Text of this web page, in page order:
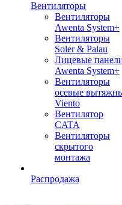
Вентиляторы
Вентиляторы
Awenta System+
Вентиляторы
Soler & Palau
Лицевые
Awenta System+
Вентиляторы
осевые
Viento
Вентилятор
CATA
Вентиляторы
скрытого
монтажа
Распродажа